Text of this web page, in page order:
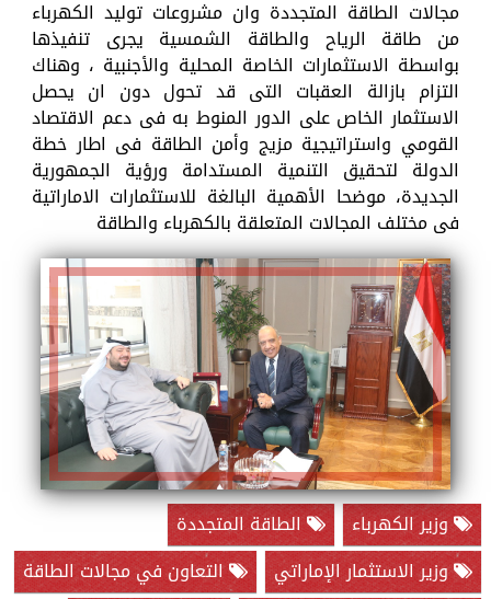
مجالات الطاقة المتجددة وان مشروعات توليد الكهرباء
من طاقة الرياح والطاقة الشمسية يجرى تنفيذها
بواسطة الاستثمارات الخاصة المحلية والأجنبية ، وهناك
التزام بازالة العقبات التى قد تحول دون ان يحصل
الاستثمار الخاص على الدور المنوط به فى دعم الاقتصاد
القومي واستراتيجية مزيج وأمن الطاقة فى اطار خطة
الدولة لتحقيق التنمية المستدامة ورؤية الجمهورية
الجديدة، موضحا الأهمية البالغة للاستثمارات الاماراتية
فى مختلف المجالات المتعلقة بالكهرباء والطاقة
وزير الكهرباء
الطاقة المتجددة
وزير الاستثمار الإماراتي
التعاون في مجالات الطاقة